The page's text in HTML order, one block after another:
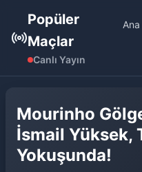
Popüler
Maçlar
Canlı Yayın
Mourinho
İsmail Yüksek,
Yokuşunda!